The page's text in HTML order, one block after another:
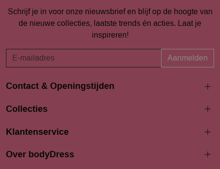
Schrijf je in voor onze nieuwsbrief en blijf op de hoogte van
de nieuwe collecties, laatste trends én acties. Laat je
inspireren!
Aanmelden
Contact & Openingstijden
Langestraat 94-96
033 4690704
Openingstijden
Collecties
Klantenservice
Over bodyDress